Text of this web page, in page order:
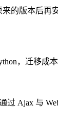
的版本后再
，迁移成本
Ajax 与